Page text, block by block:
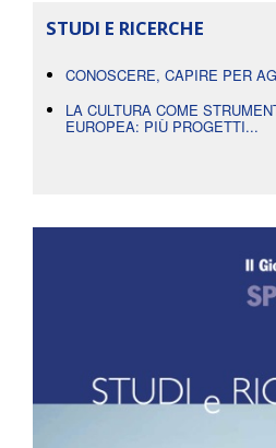
STUDI E RICERCHE
CONOSCERE, CAPIRE PER
LA CULTURA COME
EUROPEA: PIÙ PROGETTI...